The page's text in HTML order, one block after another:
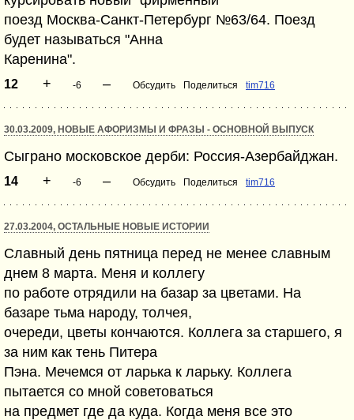
поезд Москва-Санкт-Петербург №63/64. Поезд
будет называться "Анна
Каренина".
12 + -6 – Обсудить Поделиться tim716
30.03.2009, НОВЫЕ АФОРИЗМЫ И ФРАЗЫ - ОСНОВНОЙ ВЫПУСК
Сыграно московское дерби: Россия-Азербайджан.
14 + -6 – Обсудить Поделиться tim716
27.03.2004, ОСТАЛЬНЫЕ НОВЫЕ ИСТОРИИ
Славный день пятница перед не менее славным
днем 8 марта. Меня и коллегу
по работе отрядили на базар за цветами. На
базаре тьма народу, толчея,
очереди, цветы кончаются. Коллега за старшего, я
за ним как тень Питера
Пэна. Мечемся от ларька к ларьку. Коллега
пытается со мной советоваться
на предмет где да куда. Когда меня все это